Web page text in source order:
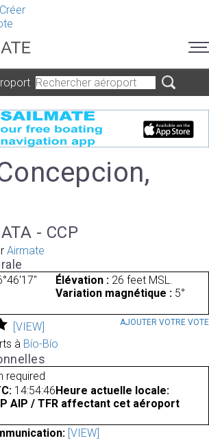
Créer
- CCP
Airmate
Élévation : 26 feet MSL.
Variation magnétique : 5°
[VIEW] AJOUTER VOTRE VOTE
à Bío-Bío
required
14:54:46 Heure actuelle locale:
AIP / TFR affectant cet aéroport
[VIEW]